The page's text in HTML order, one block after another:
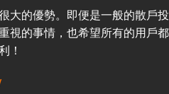
大的優勢。即便是一般的散戶
視的事情，也希望所有的用戶
！